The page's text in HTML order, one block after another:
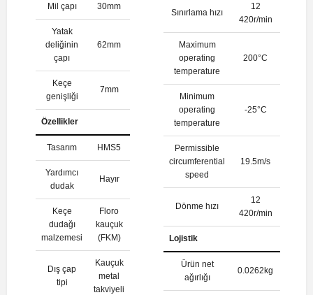
Mil çapı 30mm
Yatak
deliğinin
çapı
62mm
Keçe
genişliği
7mm
Özellikler
Tasarım HMS5
Yardımcı
dudak
Hayır
Keçe
dudağı
malzemesi
Floro
kauçuk
(FKM)
Dış çap
tipi
Kauçuk
metal
takviyeli
Sınırlama hızı
12
420r/min
Maximum
operating
temperature
200°C
Minimum
operating
temperature
-25°C
Permissible
circumferential
speed
19.5m/s
Dönme hızı
12
420r/min
Lojistik
Ürün net
ağırlığı
0.0262kg